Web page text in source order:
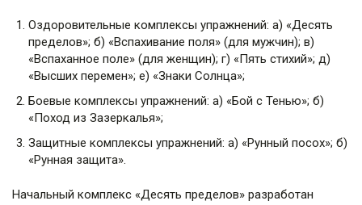
Оздоровительные комплексы упражнений: а) «Десять
пределов»; б) «Вспахивание поля» (для мужчин); в)
«Вспаханное поле» (для женщин); г) «Пять стихий»; д)
«Высших перемен»; е) «Знаки Солнца»;
Боевые комплексы упражнений: а) «Бой с Тенью»; б)
«Поход из Зазеркалья»;
Защитные комплексы упражнений: а) «Рунный посох»; б)
«Рунная защита».
Начальный комплекс «Десять пределов» разработан